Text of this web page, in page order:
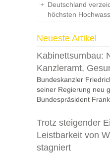
Deutschland
höchsten
Neueste Artikel
Kabinettsumbau:
Kanzleramt,
Bundeskanzler
seiner Regierung neu
Bundespräsident
Trotz steigender
Leistbarkeit von
stagniert